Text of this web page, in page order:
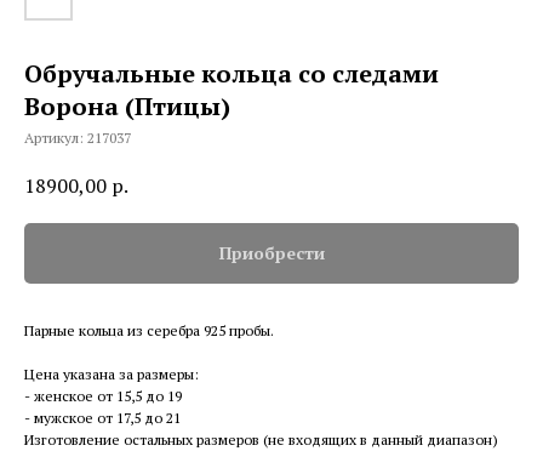
Обручальные кольца со следами
Ворона (Птицы)
Артикул: 217037
18900,00 р.
Приобрести
Парные кольца из серебра 925 пробы.
Цена указана за размеры:
- женское от 15,5 до 19
- мужское от 17,5 до 21
Изготовление остальных размеров (не входящих в данный диапазон)